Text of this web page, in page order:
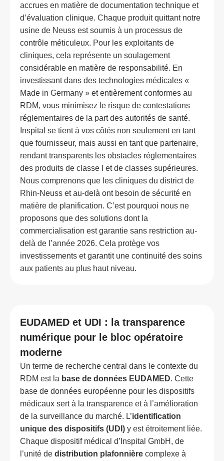
accrues en matière de documentation technique et
d’évaluation clinique. Chaque produit quittant notre
usine de Neuss est soumis à un processus de
contrôle méticuleux. Pour les exploitants de
cliniques, cela représente un soulagement
considérable en matière de responsabilité. En
investissant dans des technologies médicales «
Made in Germany » et entièrement conformes au
RDM, vous minimisez le risque de contestations
réglementaires de la part des autorités de santé.
Inspital se tient à vos côtés non seulement en tant
que fournisseur, mais aussi en tant que partenaire,
rendant transparents les obstacles réglementaires
des produits de classe I et de classes supérieures.
Nous comprenons que les cliniques du district de
Rhin-Neuss et au-delà ont besoin de sécurité en
matière de planification. C’est pourquoi nous ne
proposons que des solutions dont la
commercialisation est garantie sans restriction au-
delà de l’année 2026. Cela protège vos
investissements et garantit une continuité des soins
aux patients au plus haut niveau.
EUDAMED et UDI : la transparence
numérique pour le bloc opératoire
moderne
Un terme de recherche central dans le contexte du
RDM est la base de données EUDAMED. Cette
base de données européenne pour les dispositifs
médicaux sert à la transparence et à l’amélioration
de la surveillance du marché. L’identification
unique des dispositifs (UDI) y est étroitement liée.
Chaque dispositif médical d’Inspital GmbH, de
l’unité de distribution plafonnière complexe à